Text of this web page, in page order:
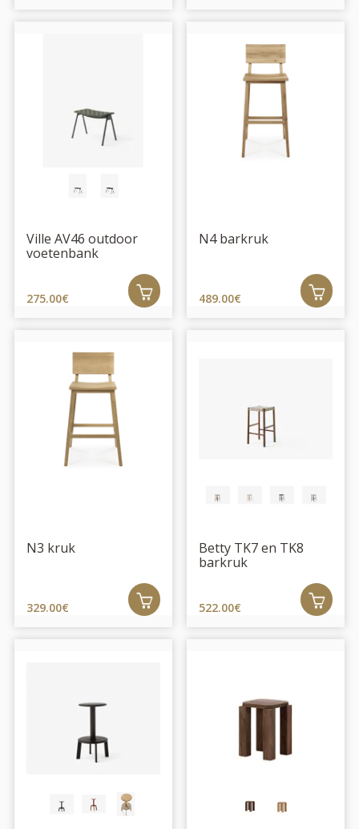
Ville AV46 outdoor
voetenbank
275.00€
N4 barkruk
489.00€
N3 kruk
329.00€
Betty TK7 en TK8
barkruk
522.00€